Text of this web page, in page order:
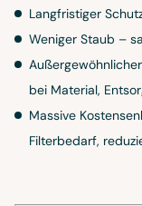
Langfristiger
Weniger Staub –
bei Material,
Massive
Filterbedarf,